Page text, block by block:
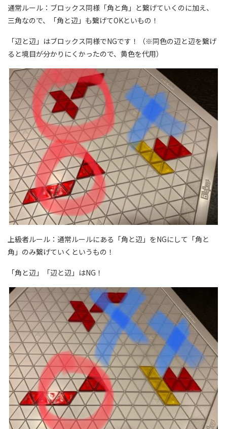
通常ルール：ブロックス同様「角と角」と繋げていくのに加え、
三角なので、「角と辺」も繋げてOKといもの！
「辺と辺」はブロックス同様でNGです！（※同色の辺と辺を繋げ
ると境目が分かりにくかったので、黄色を代用）
上級者ルール：通常ルールにある「角と辺」をNGにして「角と
角」のみ繋げていくというもの！
「角と辺」「辺と辺」はNG！